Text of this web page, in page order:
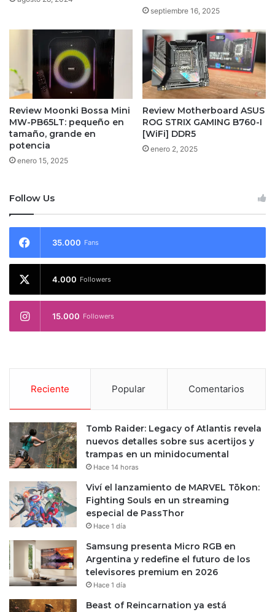
septiembre 16, 2025
Review Moonki Bossa Mini
MW-PB65LT: pequeño en
tamaño, grande en
potencia
enero 15, 2025
Review Motherboard ASUS
ROG STRIX GAMING B760-I
[WiFi] DDR5
enero 2, 2025
Follow Us
35.000 Fans
4.000 Followers
15.000 Followers
Reciente Popular Comentarios
Tomb Raider: Legacy of Atlantis revela
nuevos detalles sobre sus acertijos y
trampas en un minidocumental
Hace 14 horas
Viví el lanzamiento de MARVEL Tōkon:
Fighting Souls en un streaming
especial de PassThor
Hace 1 día
Samsung presenta Micro RGB en
Argentina y redefine el futuro de los
televisores premium en 2026
Hace 1 día
Beast of Reincarnation ya está